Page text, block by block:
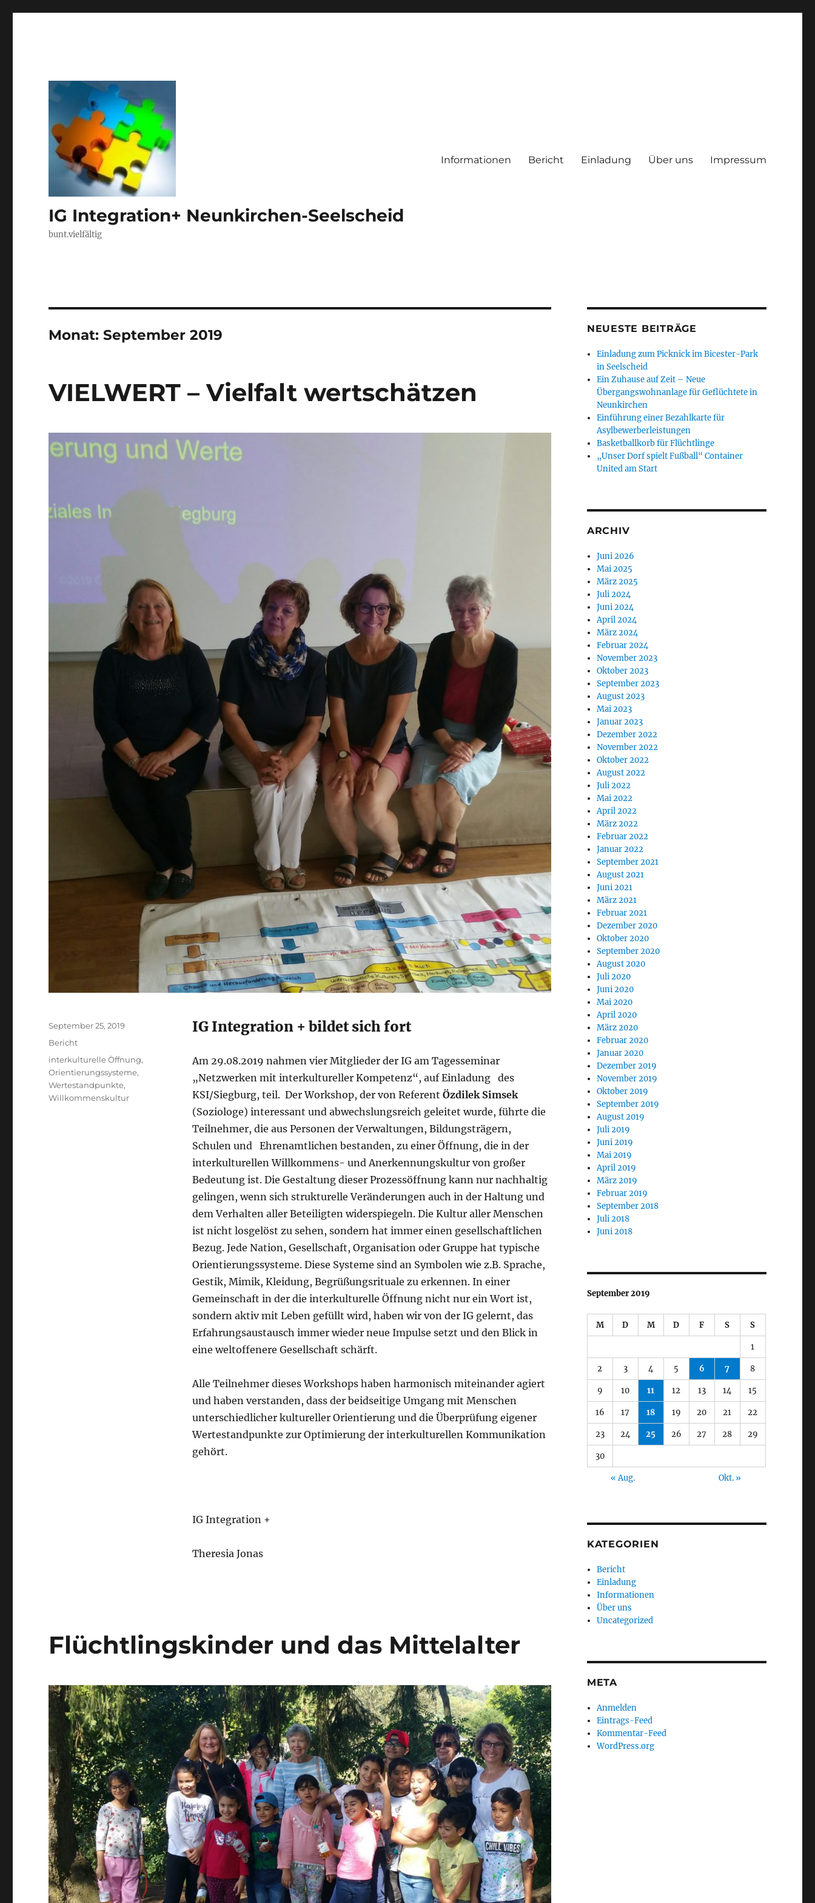
IG Integration+ Neunkirchen-Seelscheid
bunt.vielfältig
Informationen Bericht Einladung Über uns Impressum
Monat:September 2019
VIELWERT – Vielfalt wertschätzen
IG Integration + bildet sich fort
Am 29.08.2019 nahmen vier Mitglieder der IG am Tagesseminar
„Netzwerken mit interkultureller Kompetenz“, auf Einladung des
KSI/Siegburg, teil. Der Workshop, der von Referent Özdilek Simsek
(Soziologe) interessant und abwechslungsreich geleitet wurde, führte die
Teilnehmer, die aus Personen der Verwaltungen, Bildungsträgern,
Schulen und Ehrenamtlichen bestanden, zu einer Öffnung, die in der
interkulturellen Willkommens- und Anerkennungskultur von großer
Bedeutung ist. Die Gestaltung dieser Prozessöffnung kann nur nachhaltig
gelingen, wenn sich strukturelle Veränderungen auch in der Haltung und
dem Verhalten aller Beteiligten widerspiegeln. Die Kultur aller Menschen
ist nicht losgelöst zu sehen, sondern hat immer einen gesellschaftlichen
Bezug. Jede Nation, Gesellschaft, Organisation oder Gruppe hat typische
Orientierungssysteme. Diese Systeme sind an Symbolen wie z.B. Sprache,
Gestik, Mimik, Kleidung, Begrüßungsrituale zu erkennen. In einer
Gemeinschaft in der die interkulturelle Öffnung nicht nur ein Wort ist,
sondern aktiv mit Leben gefüllt wird, haben wir von der IG gelernt, das
Erfahrungsaustausch immer wieder neue Impulse setzt und den Blick in
eine weltoffenere Gesellschaft schärft.
Alle Teilnehmer dieses Workshops haben harmonisch miteinander agiert
und haben verstanden, dass der beidseitige Umgang mit Menschen
unterschiedlicher kultureller Orientierung und die Überprüfung eigener
Wertestandpunkte zur Optimierung der interkulturellen Kommunikation
gehört.
IG Integration +
Theresia Jonas
Veröffentlicht
am
September 25, 2019
Kategorien
Bericht
Schlagwörter
interkulturelle Öffnung,
Orientierungssysteme,
Wertestandpunkte,
Willkommenskultur
Flüchtlingskinder und das Mittelalter
NEUESTE BEITRÄGE
Einladung zum Picknick im Bicester-Park
in Seelscheid
Ein Zuhause auf Zeit – Neue
Übergangswohnanlage für Geflüchtete in
Neunkirchen
Einführung einer Bezahlkarte für
Asylbewerberleistungen
Basketballkorb für Flüchtlinge
„Unser Dorf spielt Fußball“ Container
United am Start
ARCHIV
Juni 2026
Mai 2025
März 2025
Juli 2024
Juni 2024
April 2024
März 2024
Februar 2024
November 2023
Oktober 2023
September 2023
August 2023
Mai 2023
Januar 2023
Dezember 2022
November 2022
Oktober 2022
August 2022
Juli 2022
Mai 2022
April 2022
März 2022
Februar 2022
Januar 2022
September 2021
August 2021
Juni 2021
März 2021
Februar 2021
Dezember 2020
Oktober 2020
September 2020
August 2020
Juli 2020
Juni 2020
Mai 2020
April 2020
März 2020
Februar 2020
Januar 2020
Dezember 2019
November 2019
Oktober 2019
September 2019
August 2019
Juli 2019
Juni 2019
Mai 2019
April 2019
März 2019
Februar 2019
September 2018
Juli 2018
Juni 2018
September 2019
M D M D F S S
1
2 3 4 5 6 7 8
9 10 11 12 13 14 15
16 17 18 19 20 21 22
23 24 25 26 27 28 29
30
« Aug. Okt. »
KATEGORIEN
Bericht
Einladung
Informationen
Über uns
Uncategorized
META
Anmelden
Eintrags-Feed
Kommentar-Feed
WordPress.org